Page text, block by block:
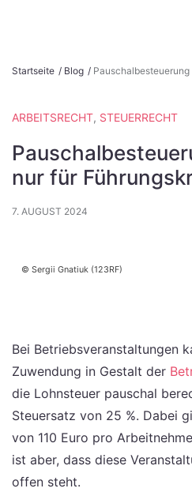
Startseite / Blog /
ARBEITSRECHT, STEUERRECHT
nur für
7. AUGUST 2024
Sergii Gnatiuk (123RF)
Bei Betriebsveranstaltungen
Zuwendung in Gestalt der
die Lohnsteuer pauschal
Steuersatz von 25 %. Dabei
von 110 Euro pro
ist aber, dass diese
offen steht.